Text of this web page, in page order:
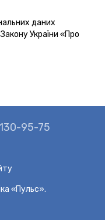
даних
України «Про
95-75
«Пульс».